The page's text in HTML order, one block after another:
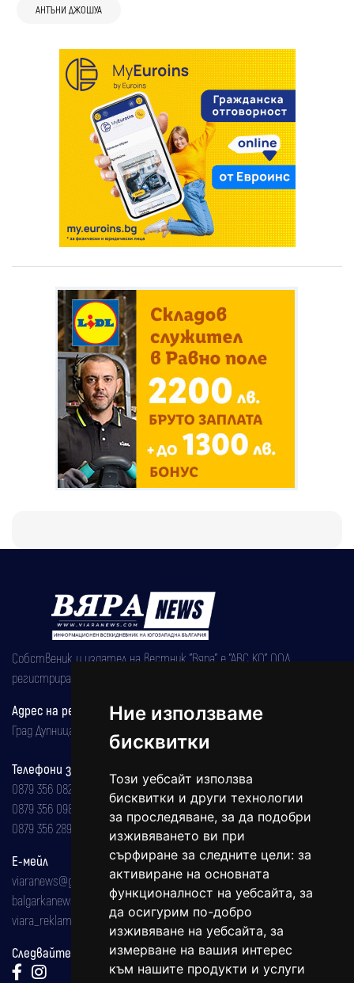
Ние използваме
бисквитки
Този уебсайт използва
бисквитки и други технологии
за проследяване, за да подобри
изживяването ви при
сърфиране за следните цели: за
активиране на основната
функционалност на уебсайта, за
да осигурим по-добро
изживяване на уебсайта, за
измерване на вашия интерес
към нашите продукти и услуги
АНТЪНИ ДЖОШУА
Собственик и издател на вестник "Вяра" е "АВС КО" ООД,
регистрирана на 08.05.2002 година.
Адрес на редакцията
Град Дупница, ул.''Христо Ботев" 43
Телефони за реклама и абонаменти
0879 356 082
0879 356 098
0879 356 289
Е-мейл
viaranews@gmail.com
balgarkanews@gmail.com
viara_reklama@mail.bg
Следвайте ни: